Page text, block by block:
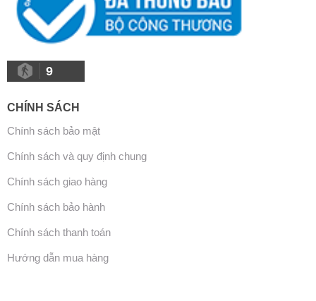
9
CHÍNH SÁCH
Chính sách bảo mật
Chính sách và quy định chung
Chính sách giao hàng
Chính sách bảo hành
Chính sách thanh toán
Hướng dẫn mua hàng